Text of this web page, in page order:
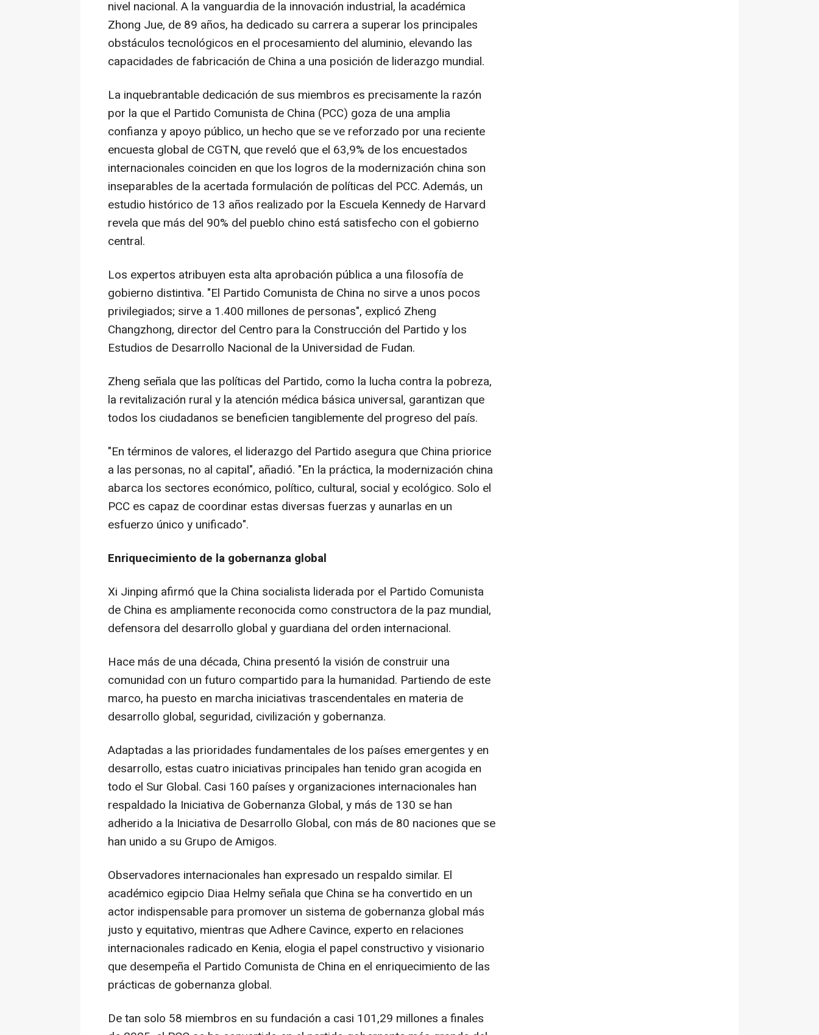
nivel nacional. A la vanguardia de la innovación industrial, la académica
Zhong Jue, de 89 años, ha dedicado su carrera a superar los principales
obstáculos tecnológicos en el procesamiento del aluminio, elevando las
capacidades de fabricación de China a una posición de liderazgo mundial.
La inquebrantable dedicación de sus miembros es precisamente la razón
por la que el Partido Comunista de China (PCC) goza de una amplia
confianza y apoyo público, un hecho que se ve reforzado por una reciente
encuesta global de CGTN, que reveló que el 63,9% de los encuestados
internacionales coinciden en que los logros de la modernización china son
inseparables de la acertada formulación de políticas del PCC. Además, un
estudio histórico de 13 años realizado por la Escuela Kennedy de Harvard
revela que más del 90% del pueblo chino está satisfecho con el gobierno
central.
Los expertos atribuyen esta alta aprobación pública a una filosofía de
gobierno distintiva. "El Partido Comunista de China no sirve a unos pocos
privilegiados; sirve a 1.400 millones de personas", explicó Zheng
Changzhong, director del Centro para la Construcción del Partido y los
Estudios de Desarrollo Nacional de la Universidad de Fudan.
Zheng señala que las políticas del Partido, como la lucha contra la pobreza,
la revitalización rural y la atención médica básica universal, garantizan que
todos los ciudadanos se beneficien tangiblemente del progreso del país.
"En términos de valores, el liderazgo del Partido asegura que China priorice
a las personas, no al capital", añadió. "En la práctica, la modernización china
abarca los sectores económico, político, cultural, social y ecológico. Solo el
PCC es capaz de coordinar estas diversas fuerzas y aunarlas en un
esfuerzo único y unificado".
Enriquecimiento de la gobernanza global
Xi Jinping afirmó que la China socialista liderada por el Partido Comunista
de China es ampliamente reconocida como constructora de la paz mundial,
defensora del desarrollo global y guardiana del orden internacional.
Hace más de una década, China presentó la visión de construir una
comunidad con un futuro compartido para la humanidad. Partiendo de este
marco, ha puesto en marcha iniciativas trascendentales en materia de
desarrollo global, seguridad, civilización y gobernanza.
Adaptadas a las prioridades fundamentales de los países emergentes y en
desarrollo, estas cuatro iniciativas principales han tenido gran acogida en
todo el Sur Global. Casi 160 países y organizaciones internacionales han
respaldado la Iniciativa de Gobernanza Global, y más de 130 se han
adherido a la Iniciativa de Desarrollo Global, con más de 80 naciones que se
han unido a su Grupo de Amigos.
Observadores internacionales han expresado un respaldo similar. El
académico egipcio Diaa Helmy señala que China se ha convertido en un
actor indispensable para promover un sistema de gobernanza global más
justo y equitativo, mientras que Adhere Cavince, experto en relaciones
internacionales radicado en Kenia, elogia el papel constructivo y visionario
que desempeña el Partido Comunista de China en el enriquecimiento de las
prácticas de gobernanza global.
De tan solo 58 miembros en su fundación a casi 101,29 millones a finales